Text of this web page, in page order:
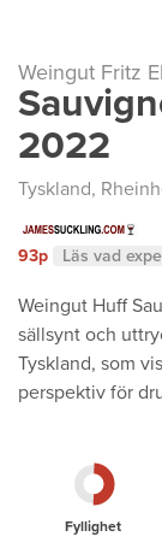
Weingut Fritz
2022
Tyskland,
93p Läs vad
Weingut Huff
sällsynt och
Tyskland, som
perspektiv för
Fyllighet